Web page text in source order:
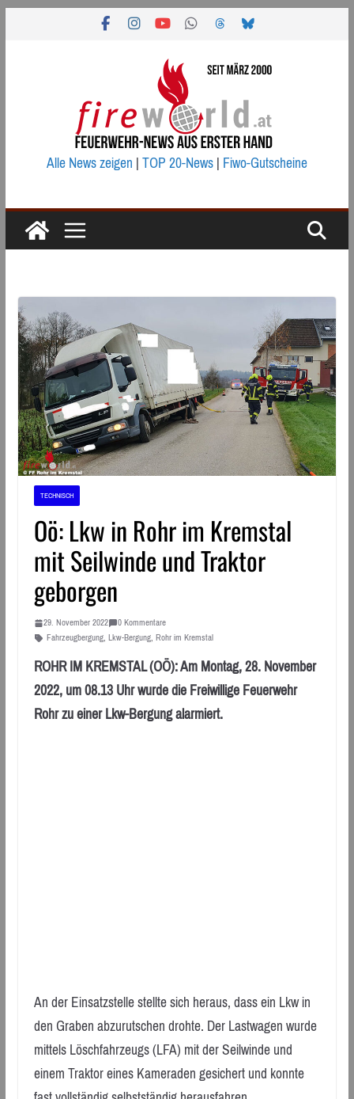
Alle News zeigen|TOP 20-News|Fiwo-Gutscheine
TECHNISCH
Oö: Lkw in Rohr im Kremstal
mit Seilwinde und Traktor
geborgen
29. November 2022
0 Kommentare
Fahrzeugbergung, Lkw-Bergung, Rohr im Kremstal
ROHR IM KREMSTAL (OÖ): Am Montag, 28. November
2022, um 08.13 Uhr wurde die Freiwillige Feuerwehr
Rohr zu einer Lkw-Bergung alarmiert.
An der Einsatzstelle stellte sich heraus, dass ein Lkw in
den Graben abzurutschen drohte. Der Lastwagen wurde
mittels Löschfahrzeugs (LFA) mit der Seilwinde und
einem Traktor eines Kameraden gesichert und konnte